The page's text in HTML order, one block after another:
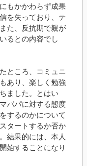
もかかわらず成果
を失っており、テ
た、反抗期で親が
るとの内容でし
ところ、コミュニ
あり、楽しく勉強
ました。とはい
パパに対する態度
するのかについて
タートするか否か
結果的には、本人
始することになり